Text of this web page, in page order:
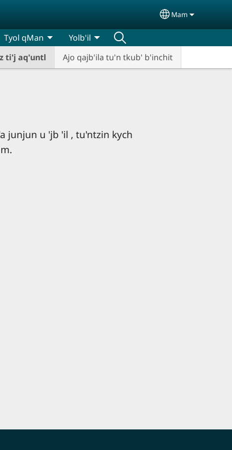
Select your
Mam
ti'j aq'untl Ajo qajb'ila tu'n tkub' b'inchit
Tyol qMan Yolb'il
junjun u 'jb 'il , tu'ntzin kych